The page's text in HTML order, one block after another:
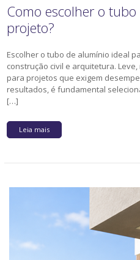
Como escolher o
projeto?
Escolher o tubo de alumínio ideal
construção civil e arquitetura.
para projetos que exigem
resultados, é fundamental
[…]
Leia mais